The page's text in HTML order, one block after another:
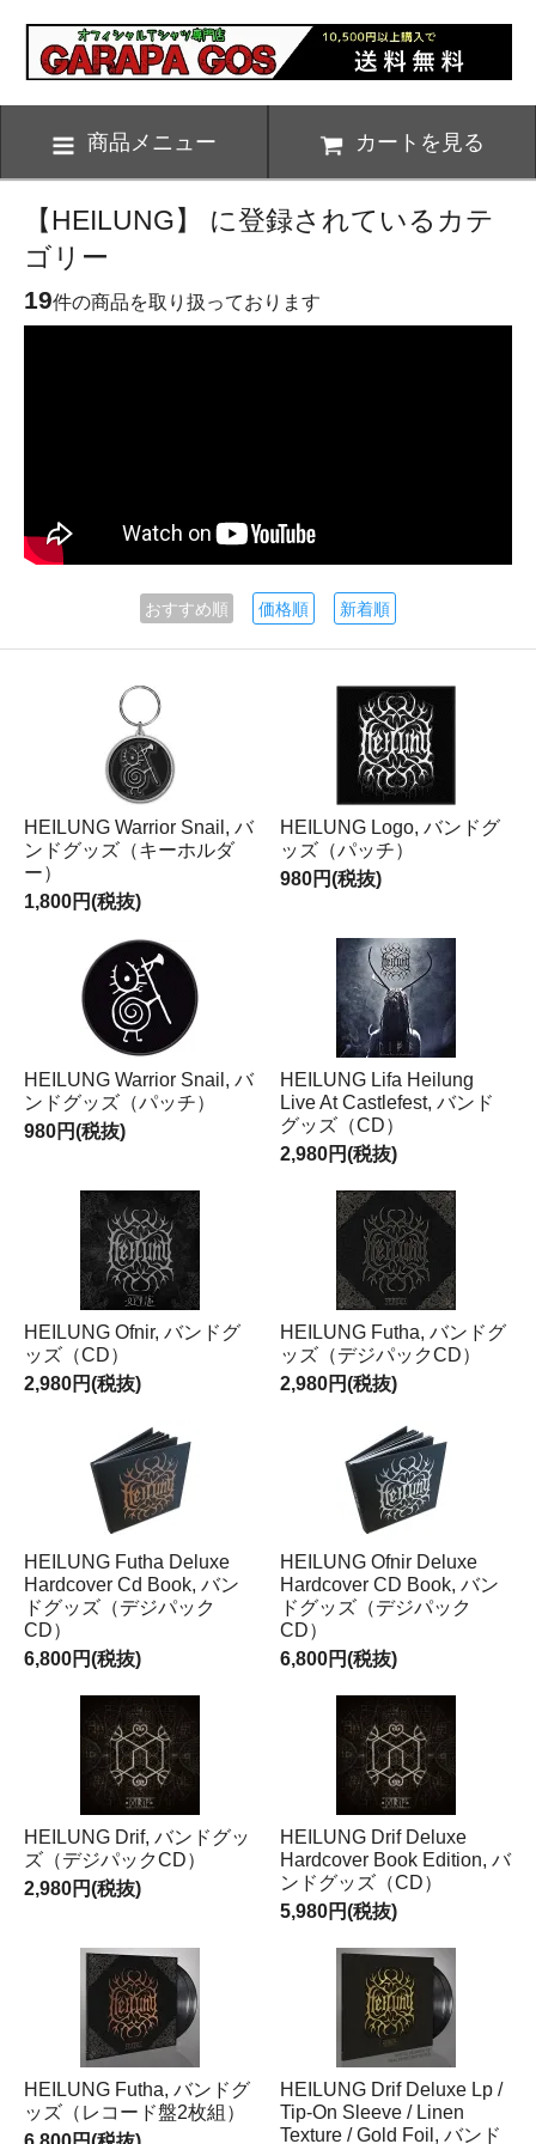
商品メニュー カートを見る
【HEILUNG】 に登録されているカテ
ゴリー
19件の商品を取り扱っております
おすすめ順 価格順 新着順
HEILUNG Warrior Snail, バ
ンドグッズ（キーホルダ
ー）
1,800円(税抜)
HEILUNG Logo, バンドグ
ッズ（パッチ）
980円(税抜)
HEILUNG Warrior Snail, バ
ンドグッズ（パッチ）
980円(税抜)
HEILUNG Lifa Heilung
Live At Castlefest, バンド
グッズ（CD）
2,980円(税抜)
HEILUNG Ofnir, バンドグ
ッズ（CD）
2,980円(税抜)
HEILUNG Futha, バンドグ
ッズ（デジパックCD）
2,980円(税抜)
HEILUNG Futha Deluxe
Hardcover Cd Book, バン
ドグッズ（デジパック
CD）
6,800円(税抜)
HEILUNG Ofnir Deluxe
Hardcover CD Book, バン
ドグッズ（デジパック
CD）
6,800円(税抜)
HEILUNG Drif, バンドグッ
ズ（デジパックCD）
2,980円(税抜)
HEILUNG Drif Deluxe
Hardcover Book Edition, バ
ンドグッズ（CD）
5,980円(税抜)
HEILUNG Futha, バンドグ
ッズ（レコード盤2枚組）
HEILUNG Drif Deluxe Lp /
Tip-On Sleeve / Linen
Texture / Gold Foil, バンド